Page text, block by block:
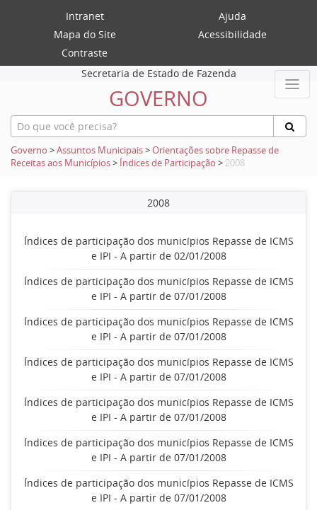
Intranet
Ajuda
Mapa do Site
Acessibilidade
Contraste
Secretaria de Estado de Fazenda
GOVERNO
Governo >Assuntos Municipais>Orientações sobre Repasse de
Receitas aos Municípios> Índices de Participação > 2008
2008
Índices de participação dos municípios Repasse de ICMS
e IPI - A partir de 02/01/2008
Índices de participação dos municípios Repasse de ICMS
e IPI - A partir de 07/01/2008
Índices de participação dos municípios Repasse de ICMS
e IPI - A partir de 07/01/2008
Índices de participação dos municípios Repasse de ICMS
e IPI - A partir de 07/01/2008
Índices de participação dos municípios Repasse de ICMS
e IPI - A partir de 07/01/2008
Índices de participação dos municípios Repasse de ICMS
e IPI - A partir de 07/01/2008
Índices de participação dos municípios Repasse de ICMS
e IPI - A partir de 07/01/2008